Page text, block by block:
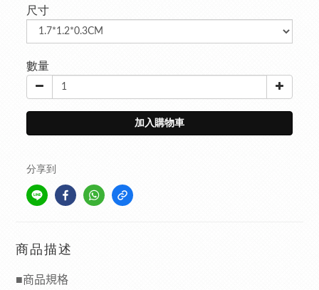
尺寸
數量
加入購物車
分享到
商品描述
■商品規格